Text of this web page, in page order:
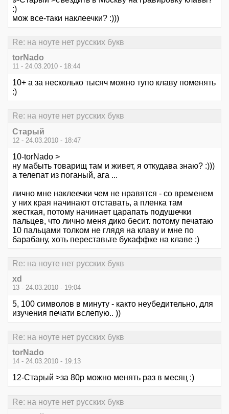
:)
мож все-таки наклеечки? :)))
Re: на ноуте нет русских букв
torNado
11 - 24.03.2010 - 18:44
10+ а за несколько тысяч можно тупо клаву поменять
:)
Re: на ноуте нет русских букв
Старый
12 - 24.03.2010 - 18:47
10-torNado >
ну мабыть товарищ там и живет, я откудава знаю? :)))
а телепат из поганый, ага ...
лично мне наклеечки чем не нравятся - со временем
у них края начинают отставать, а пленка там
жесткая, потому начинает царапать подушечки
пальцев, что лично меня дико бесит. потому печатаю
10 пальцами толком не глядя на клаву и мне по
барабану, хоть переставьте букаффке на клаве :)
Re: на ноуте нет русских букв
xd
13 - 24.03.2010 - 19:04
5, 100 символов в минуту - както неубедительно, для
изучения печати вслепую.. ))
Re: на ноуте нет русских букв
torNado
14 - 24.03.2010 - 19:13
12-Старый >за 80р можно менять раз в месяц :)
Re: на ноуте нет русских букв